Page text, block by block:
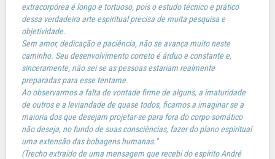
extracorpórea é longo e tortuoso, pois o estudo técnico e prático
dessa verdadeira arte espiritual precisa de muita pesquisa e
objetividade.
Sem amor, dedicação e paciência, não se avança muito neste
caminho. Seu desenvolvimento correto é árduo e constante e,
sinceramente, não sei se as pessoas estariam realmente
preparadas para esse tentame.
Ao observarmos a falta de vontade firme de alguns, a imaturidade
de outros e a leviandade de quase todos, ficamos a imaginar se a
maioria dos que desejam projetar-se para fora do corpo somático
não deseja, no fundo de suas consciências, fazer do plano espiritual
uma extensão das bobagens humanas."
(Trecho extraído de uma mensagem que recebi do espírito André